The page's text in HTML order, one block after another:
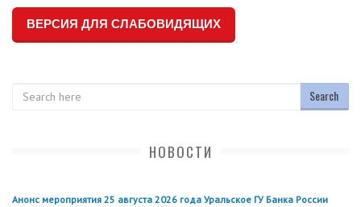
ВЕРСИЯ ДЛЯ СЛАБОВИДЯЩИХ
НОВОСТИ
Анонс мероприятия 25 августа 2026 года Уральское ГУ Банка России